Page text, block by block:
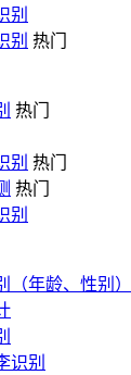
别
别 热门
热门
别 热门
热门
别
（年龄、性别）
识别